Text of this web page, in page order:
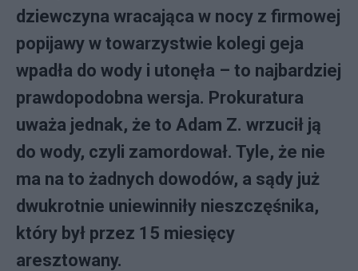
dziewczyna wracająca w nocy z firmowej
popijawy w towarzystwie kolegi geja
wpadła do wody i utonęła – to najbardziej
prawdopodobna wersja. Prokuratura
uważa jednak, że to Adam Z. wrzucił ją
do wody, czyli zamordował. Tyle, że nie
ma na to żadnych dowodów, a sądy już
dwukrotnie uniewinniły nieszczęśnika,
który był przez 15 miesięcy
aresztowany.